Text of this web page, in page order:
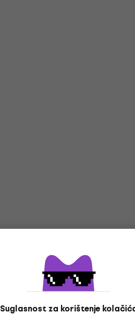
Suglasnost za korištenje